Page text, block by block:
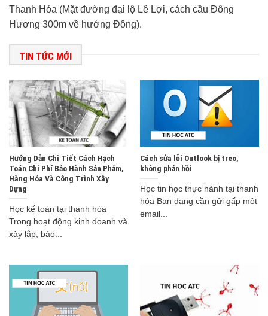
Thanh Hóa (Mặt đường đại lộ Lê Lợi, cách cầu Đông
Hương 300m về hướng Đông).
TIN TỨC MỚI
Hướng Dẫn Chi Tiết Cách Hạch
Toán Chi Phí Bảo Hành Sản Phẩm,
Hàng Hóa Và Công Trình Xây
Dựng
Học kế toán tại thanh hóa
Trong hoạt động kinh doanh và
xây lắp, bảo...
Cách sửa lỗi Outlook bị treo,
không phản hồi
Học tin học thực hành tại thanh
hóa Bạn đang cần gửi gấp một
email...